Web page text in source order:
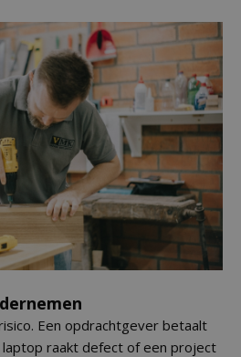
Een opdrachtgever betaalt
raakt defect of een project